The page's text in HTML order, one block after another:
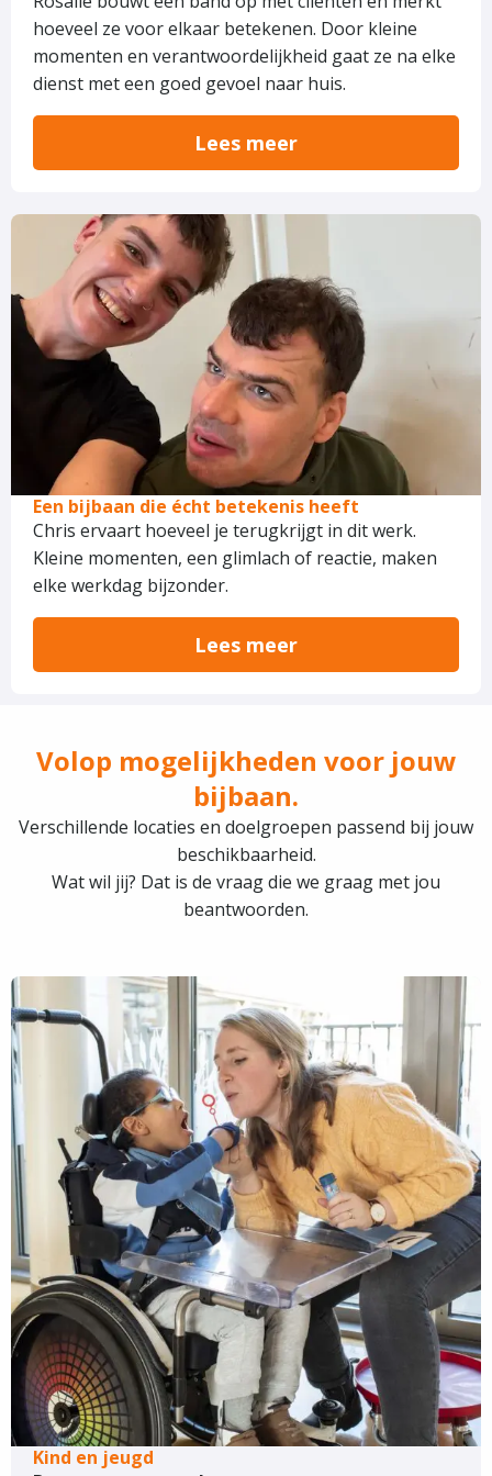
hoeveel ze voor elkaar betekenen. Door kleine
momenten en verantwoordelijkheid gaat ze na elke
dienst met een goed gevoel naar huis.
Lees meer
Een bijbaan die écht betekenis heeft
Chris ervaart hoeveel je terugkrijgt in dit werk.
Kleine momenten, een glimlach of reactie, maken
elke werkdag bijzonder.
Lees meer
meer
over
Een
bijbaan
betekenis
heeft
Volop mogelijkheden voor jouw
bijbaan.
Verschillende locaties en doelgroepen passend bij jouw
beschikbaarheid.
Wat wil jij? Dat is de vraag die we graag met jou
beantwoorden.
Kind en jeugd